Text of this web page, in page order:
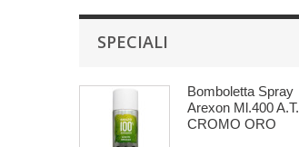
SPECIALI
Bomboletta Spray
Arexon Ml.400 A.T.
CROMO ORO